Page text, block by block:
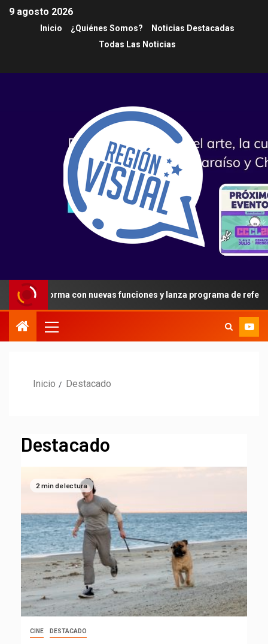
9 agosto 2026
Inicio ¿Quiénes Somos?
Noticias Destacadas
Todas Las Noticias
con nuevas funciones y lanza programa de referidos para
Inicio Destacado
Destacado
2 min de lectura
CINE DESTACADO